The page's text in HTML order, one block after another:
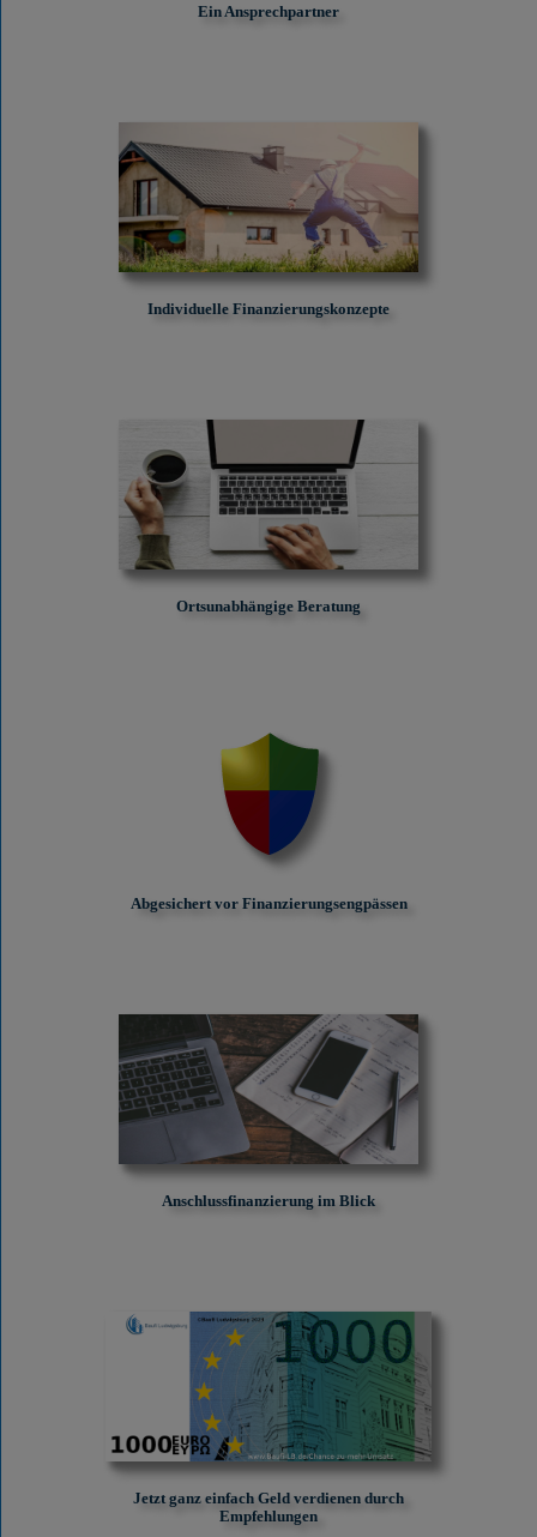
Ein Ansprechpartner
Individuelle Finanzierungskonzepte
Ortsunabhängige Beratung
Abgesichert vor Finanzierungs­engpässen
Anschlussfinanzierung im Blick
Jetzt ganz einfach Geld verdienen durch
Empfehlungen